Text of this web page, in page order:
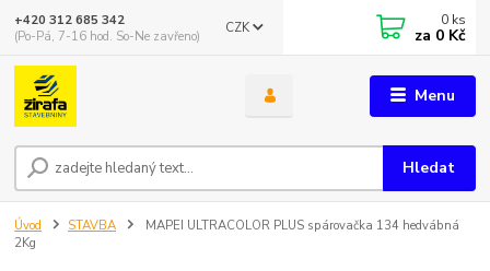
Menu
CZK
Hledat
+420 312 685 342
(Po-Pá, 7-16 hod. So-Ne zavřeno)
0 ks
za 0 Kč
Úvod STAVBA
MAPEI ULTRACOLOR PLUS spárovačka 134 hedvábná
2Kg